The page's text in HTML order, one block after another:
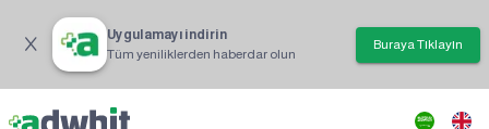
Uygulamayı indirin
Tüm yeniliklerden haberdar olun
Buraya Tıklayın